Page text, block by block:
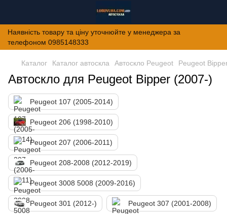
Наявність товару та ціну уточнюйте у менеджера за
телефоном 0985148333
Каталог Каталог автоскла Автоскло Peugeot Peugeot
Автоскло для Peugeot Bipper (2007-)
Peugeot 107 (2005-2014)
Peugeot 206 (1998-2010)
Peugeot 207 (2006-2011)
Peugeot 208-2008 (2012-2019)
Peugeot 3008 5008 (2009-2016)
Peugeot 301 (2012-) Peugeot 307 (2001-2008)